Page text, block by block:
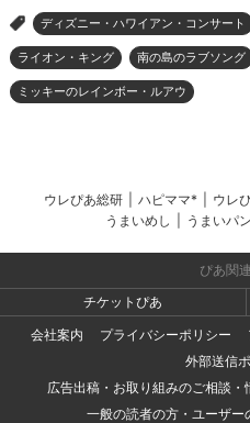
> ディズニー・ハワイアン・コンサート
ライオン・キング 南の島のラブソング
ミッキーのレインボー・ルアウ
ウレぴあ総研 ハピママ* ウレ
うまいめし
うまいパン
ぴあ関
チケットぴあ
会社案内
プライバシーポリシー
外部送信
広告出稿・お取り組みのご相談
一般の読者の方・ユーザ